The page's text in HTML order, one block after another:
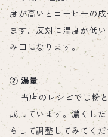
度が高いとコーヒーの
ます。反対に温度が低
み口になります。
② 湯量
当店のレシピでは粉と
成しています。濃くし
らして調整してみてく